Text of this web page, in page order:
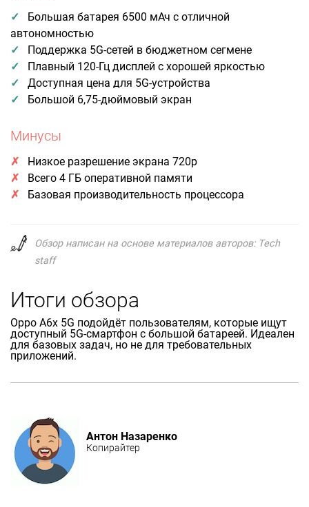
Большая батарея 6500 мАч с отличной
автономностью
Поддержка 5G-сетей в бюджетном сегмене
Плавный 120-Гц дисплей с хорошей яркостью
Доступная цена для 5G-устройства
Большой 6,75-дюймовый экран
Минусы
Низкое разрешение экрана 720p
Всего 4 ГБ оперативной памяти
Базовая производительность процессора
Обзор написан на основе материалов авторов: Tech
staff
Итоги обзора
Oppo A6x 5G подойдёт пользователям, которые ищут
доступный 5G-смартфон с большой батареей. Идеален
для базовых задач, но не для требовательных
приложений.
Антон Назаренко
Копирайтер